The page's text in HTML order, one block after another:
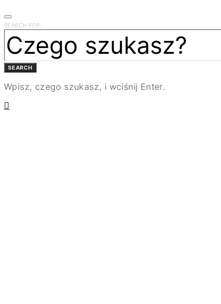
SEARCH FOR:
SEARCH
Wpisz, czego szukasz, i wciśnij Enter.